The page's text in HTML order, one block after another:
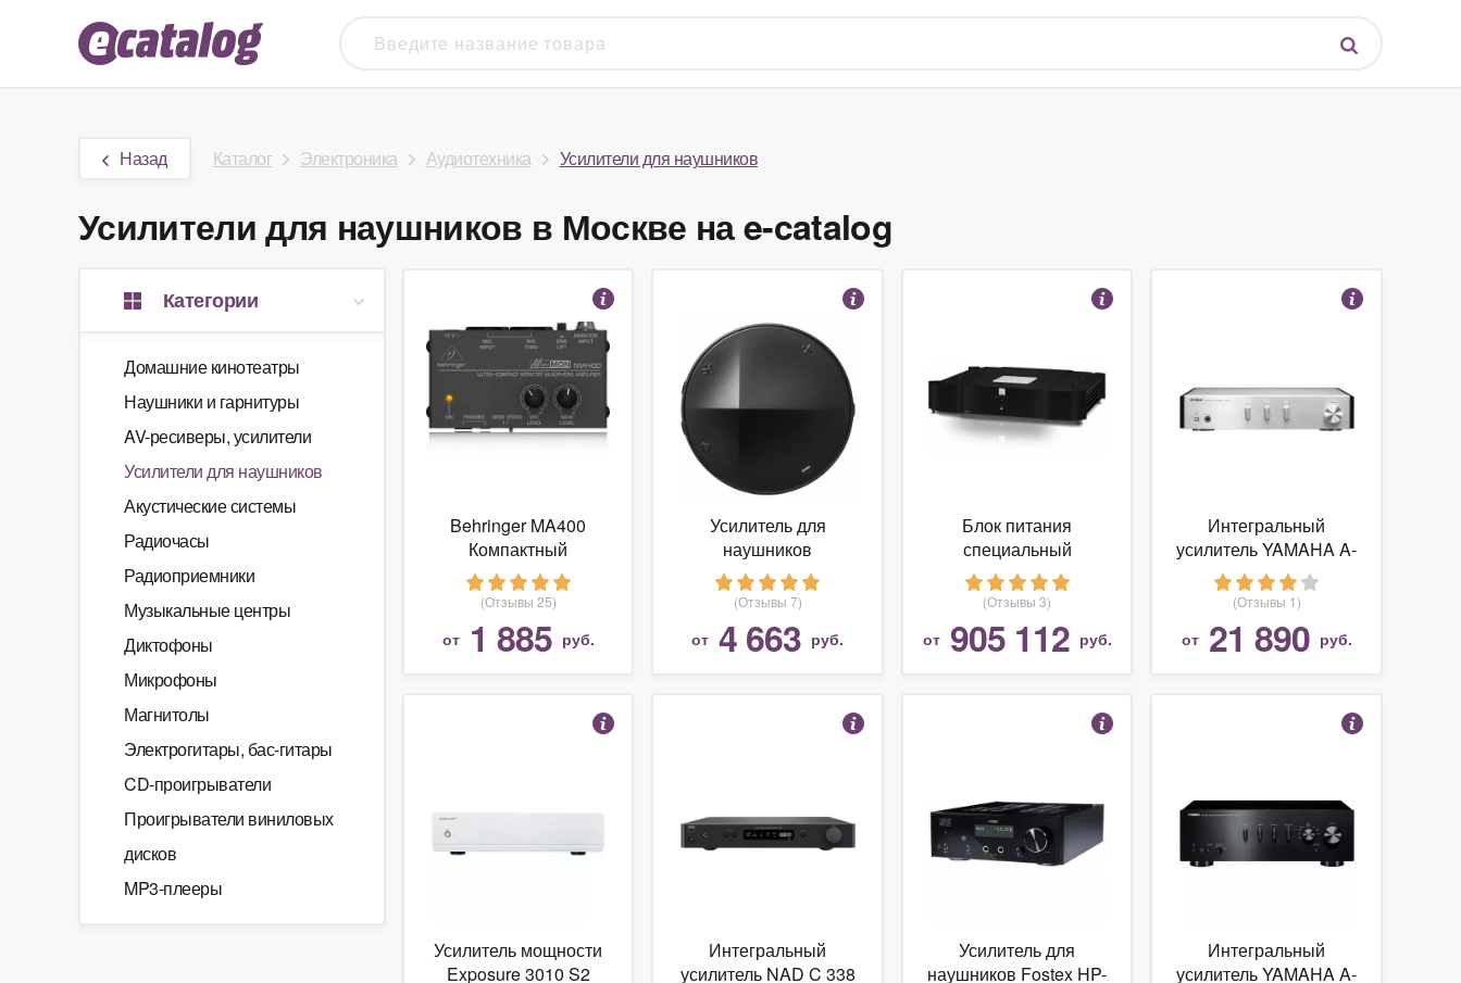
Назад Каталог Электроника Аудиотехника Усилители для наушников
Усилители для наушников в Москве на e-catalog
Категории
Домашние кинотеатры
Наушники и гарнитуры
AV-ресиверы, усилители
Усилители для наушников
Акустические системы
Радиочасы
Радиоприемники
Музыкальные центры
Диктофоны
Микрофоны
Магнитолы
Электрогитары, бас-гитары
CD-проигрыватели
Проигрыватели виниловых
дисков
MP3-плееры
Behringer MA400
Компактный
мониторный
усилитель для
стереонаушников
(Отзывы 25)
от 1 885 руб.
Усилитель для
наушников
Astell&Kern AK XB10
(Отзывы 7)
от 4 663 руб.
Блок питания
специальный
SIMaudio Moon 820S
Black
(Отзывы 3)
от 905 112 руб.
Интегральный
усилитель YAMAHA A-
670
(Отзывы 1)
от 21 890 руб.
Усилитель мощности
Exposure 3010 S2
Интегральный
усилитель NAD C 338
Усилитель для
наушников Fostex HP-
Интегральный
усилитель YAMAHA A-